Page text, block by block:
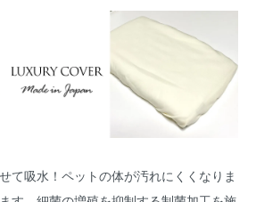
て吸水！ペットの体が汚れにくくなりま